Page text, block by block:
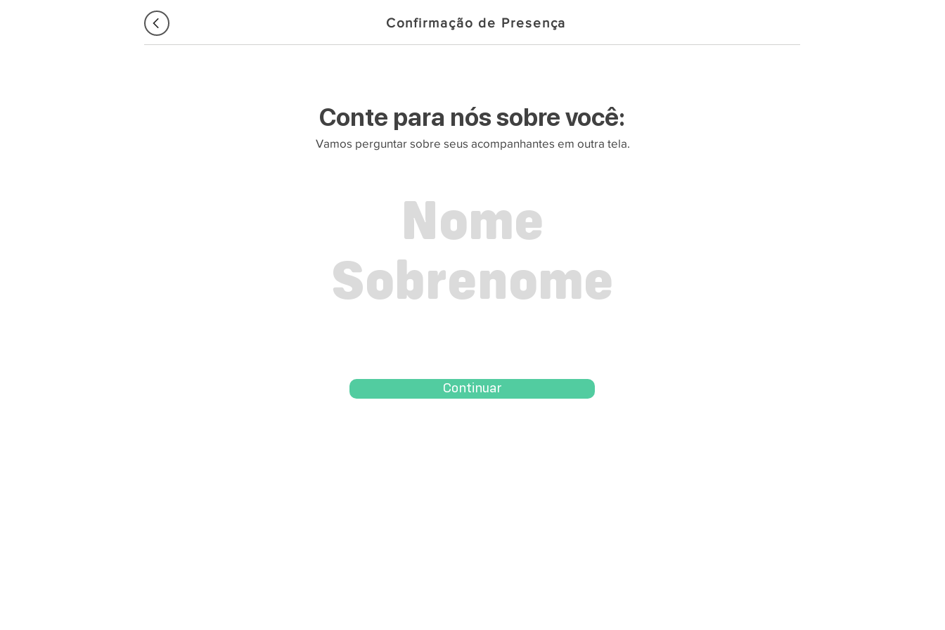
Confirmação de Presença
Conte para nós sobre você:
Vamos perguntar sobre seus acompanhantes em outra tela.
Continuar